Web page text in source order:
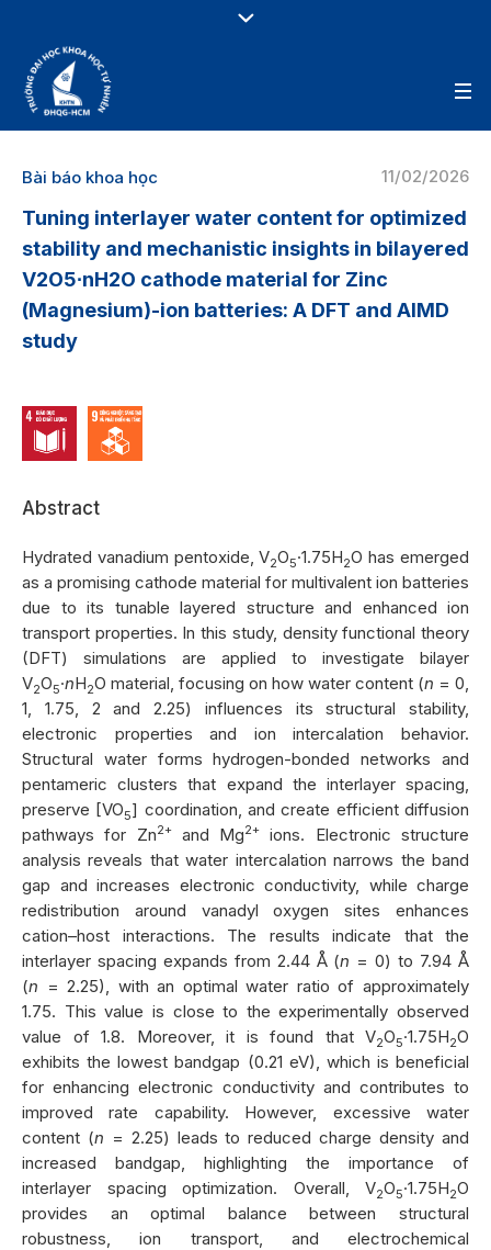
11/02/2026
Bài báo khoa học
Tuning interlayer water content for optimized
stability and mechanistic insights in bilayered
V2O5∙nH2O cathode material for Zinc
(Magnesium)-ion batteries: A DFT and AIMD
study
Abstract
Hydrated vanadium pentoxide, V2O5·1.75H2O has emerged
as a promising cathode material for multivalent ion batteries
due to its tunable layered structure and enhanced ion
transport properties. In this study, density functional theory
(DFT) simulations are applied to investigate bilayer
V2O5·nH2O material, focusing on how water content (n = 0,
1, 1.75, 2 and 2.25) influences its structural stability,
electronic properties and ion intercalation behavior.
Structural water forms hydrogen-bonded networks and
pentameric clusters that expand the interlayer spacing,
preserve [VO5] coordination, and create efficient diffusion
pathways for Zn2+and Mg2+
ions. Electronic structure
analysis reveals that water intercalation narrows the band
gap and increases electronic conductivity, while charge
redistribution around vanadyl oxygen sites enhances
cation–host interactions. The results indicate that the
interlayer spacing expands from 2.44 Å (n = 0) to 7.94 Å
(n = 2.25), with an optimal water ratio of approximately
1.75. This value is close to the experimentally observed
value of 1.8. Moreover, it is found that V2O5·1.75H2O
exhibits the lowest bandgap (0.21 eV), which is beneficial
for enhancing electronic conductivity and contributes to
improved rate capability. However, excessive water
content (n = 2.25) leads to reduced charge density and
increased bandgap, highlighting the importance of
interlayer spacing optimization. Overall, V2O5·1.75H2O
provides an optimal balance between structural
robustness, ion transport, and electrochemical